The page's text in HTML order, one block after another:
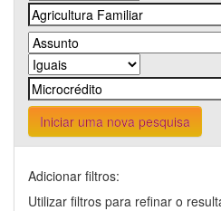
Iniciar uma nova pesquisa
Adicionar filtros:
Utilizar filtros para refinar o